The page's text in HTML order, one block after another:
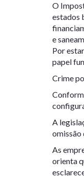
O
estados
e
Por
papel
Crime
A
omissão
As
orienta